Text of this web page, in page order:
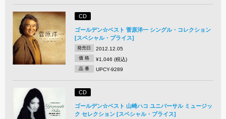
CD
ゴールデン☆ベスト 菅原洋一 シングル・コレクション
[スペシャル・プライス]
発売日 2012.12.05
価 格 ¥1,046 (税込)
品 番 UPCY-9289
CD
ゴールデン☆ベスト 山崎ハコ ユニバーサル ミュージッ
ク セレクション [スペシャル・プライス]